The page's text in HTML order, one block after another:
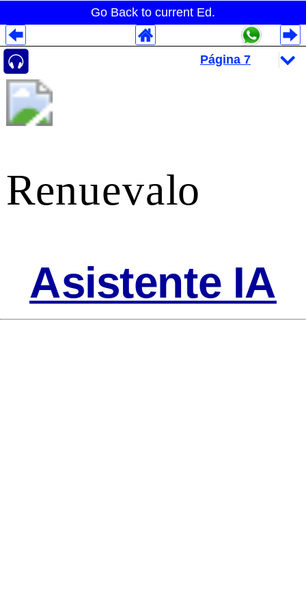
Go Back to current Ed.
Renuevalo
Asistente IA
Despliegues Analytics
Despliegues Totales
Despliegues por Rubros